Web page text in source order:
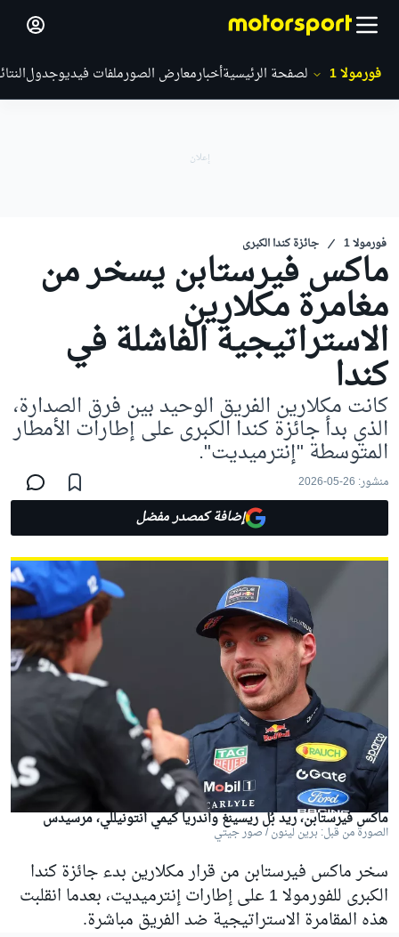
فورمولا 1 الصفحة الرئيسيةأخبارمعارض الصورملفات فيديوجدول
فورمولا 1 جائزة كندا الكبرى
ماكس فيرستابن يسخر من
مغامرة مكلارين
الاستراتيجية الفاشلة في
كندا
كانت مكلارين الفريق الوحيد بين فرق الصدارة،
الذي بدأ جائزة كندا الكبرى على إطارات الأمطار
المتوسطة "إنترميديت".
منشور: 26-05-2026
إضافة كمصدر مفضل
ماكس فيرستابن، ريد بُل ريسينغ وأندريا كيمي أنتونيللي، مرسيدس
الصورة من قبل: برين لينون / صور جيتي
سخرماكس فيرستابن من قرارمكلارين بدء جائزة كندا
الكبرى للفورمولا 1 على إطارات إنترميديت، بعدما انقلبت
هذه المقامرة الاستراتيجية ضد الفريق مباشرة.